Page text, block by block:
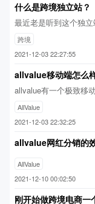
什么是跨境独立站？
最近老是听到这个独
跨境
2021-12-03 22:27:55
allvalue移动端怎么
allvalue有一个极致移
AllValue
2021-12-03 22:32:25
allvalue网红分销的
AllValue
2021-12-10 00:02:50
刚开始做跨境电商一